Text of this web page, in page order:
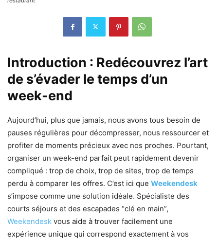
Introduction : Redécouvrez l’art
de s’évader le temps d’un
week-end
Aujourd’hui, plus que jamais, nous avons tous besoin de
pauses régulières pour décompresser, nous ressourcer et
profiter de moments précieux avec nos proches. Pourtant,
organiser un week-end parfait peut rapidement devenir
compliqué : trop de choix, trop de sites, trop de temps
perdu à comparer les offres. C’est ici que Weekendesk
s’impose comme une solution idéale. Spécialiste des
courts séjours et des escapades “clé en main”,
Weekendesk vous aide à trouver facilement une
expérience unique qui correspond exactement à vos